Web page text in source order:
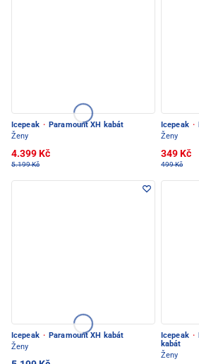
Icepeak · Paramount XH kabát
Ženy
4.399 Kč
5.199 Kč
Icepeak ·
Ženy
349 Kč
499 Kč
Icepeak · Paramount XH kabát
Ženy
Icepeak ·
kabát
Ženy